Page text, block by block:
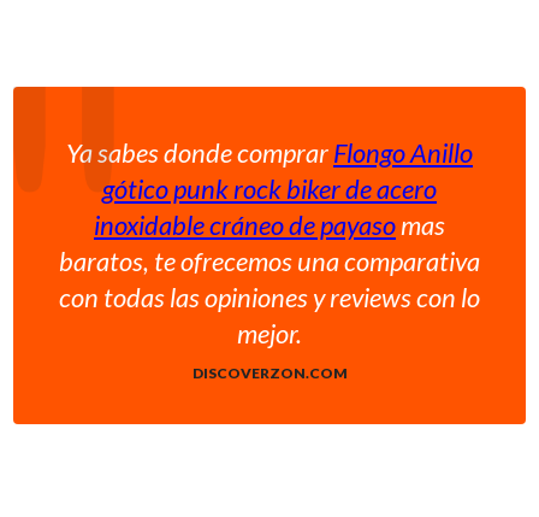
Ya sabes donde comprarFlongo Anillo
gótico punk rock biker de acero
inoxidable cráneo de payasomas
baratos, te ofrecemos una comparativa
con todas las opiniones y reviews con lo
mejor.
DISCOVERZON.COM